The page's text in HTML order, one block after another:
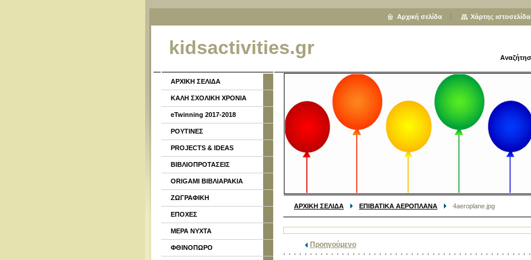
kidsactivities.gr
ΑΡΧΙΚΗ ΣΕΛΙΔΑ ΕΠΙΒΑΤΙΚΑ ΑΕΡΟΠΛΑΝΑ 4aeroplane.jpg
Προηγούμενο
ΑΡΧΙΚΗ ΣΕΛΙΔΑ
ΚΑΛΗ ΣΧΟΛΙΚΗ ΧΡΟΝΙΑ
eTwinning 2017-2018
ΡΟΥΤΙΝΕΣ
PROJECTS & IDEAS
ΒΙΒΛΙΟΠΡΟΤΑΣΕΙΣ
ORIGAMI ΒΙΒΛΙΑΡΑΚΙΑ
ΖΩΓΡΑΦΙΚΗ
ΕΠΟΧΕΣ
ΜΕΡΑ ΝΥΧΤΑ
ΦΘΙΝΟΠΩΡΟ
Αρχική σελίδα Χάρτης